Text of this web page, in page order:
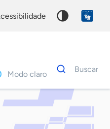
acessibilidade
Modo claro
Dados
para
Buscar
Palavra
chave